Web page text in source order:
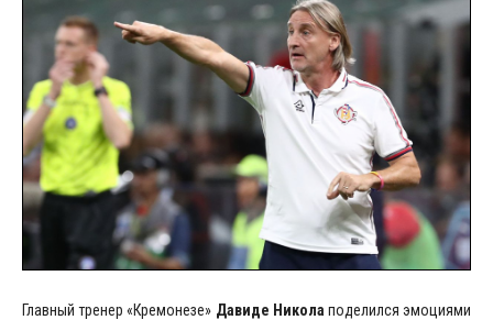
Главный тренер «Кремонезе» Давиде Никола поделился эмоциями